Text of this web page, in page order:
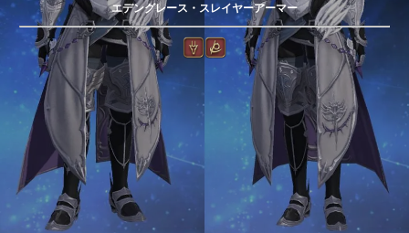
エデングレース・スレイヤーアーマー